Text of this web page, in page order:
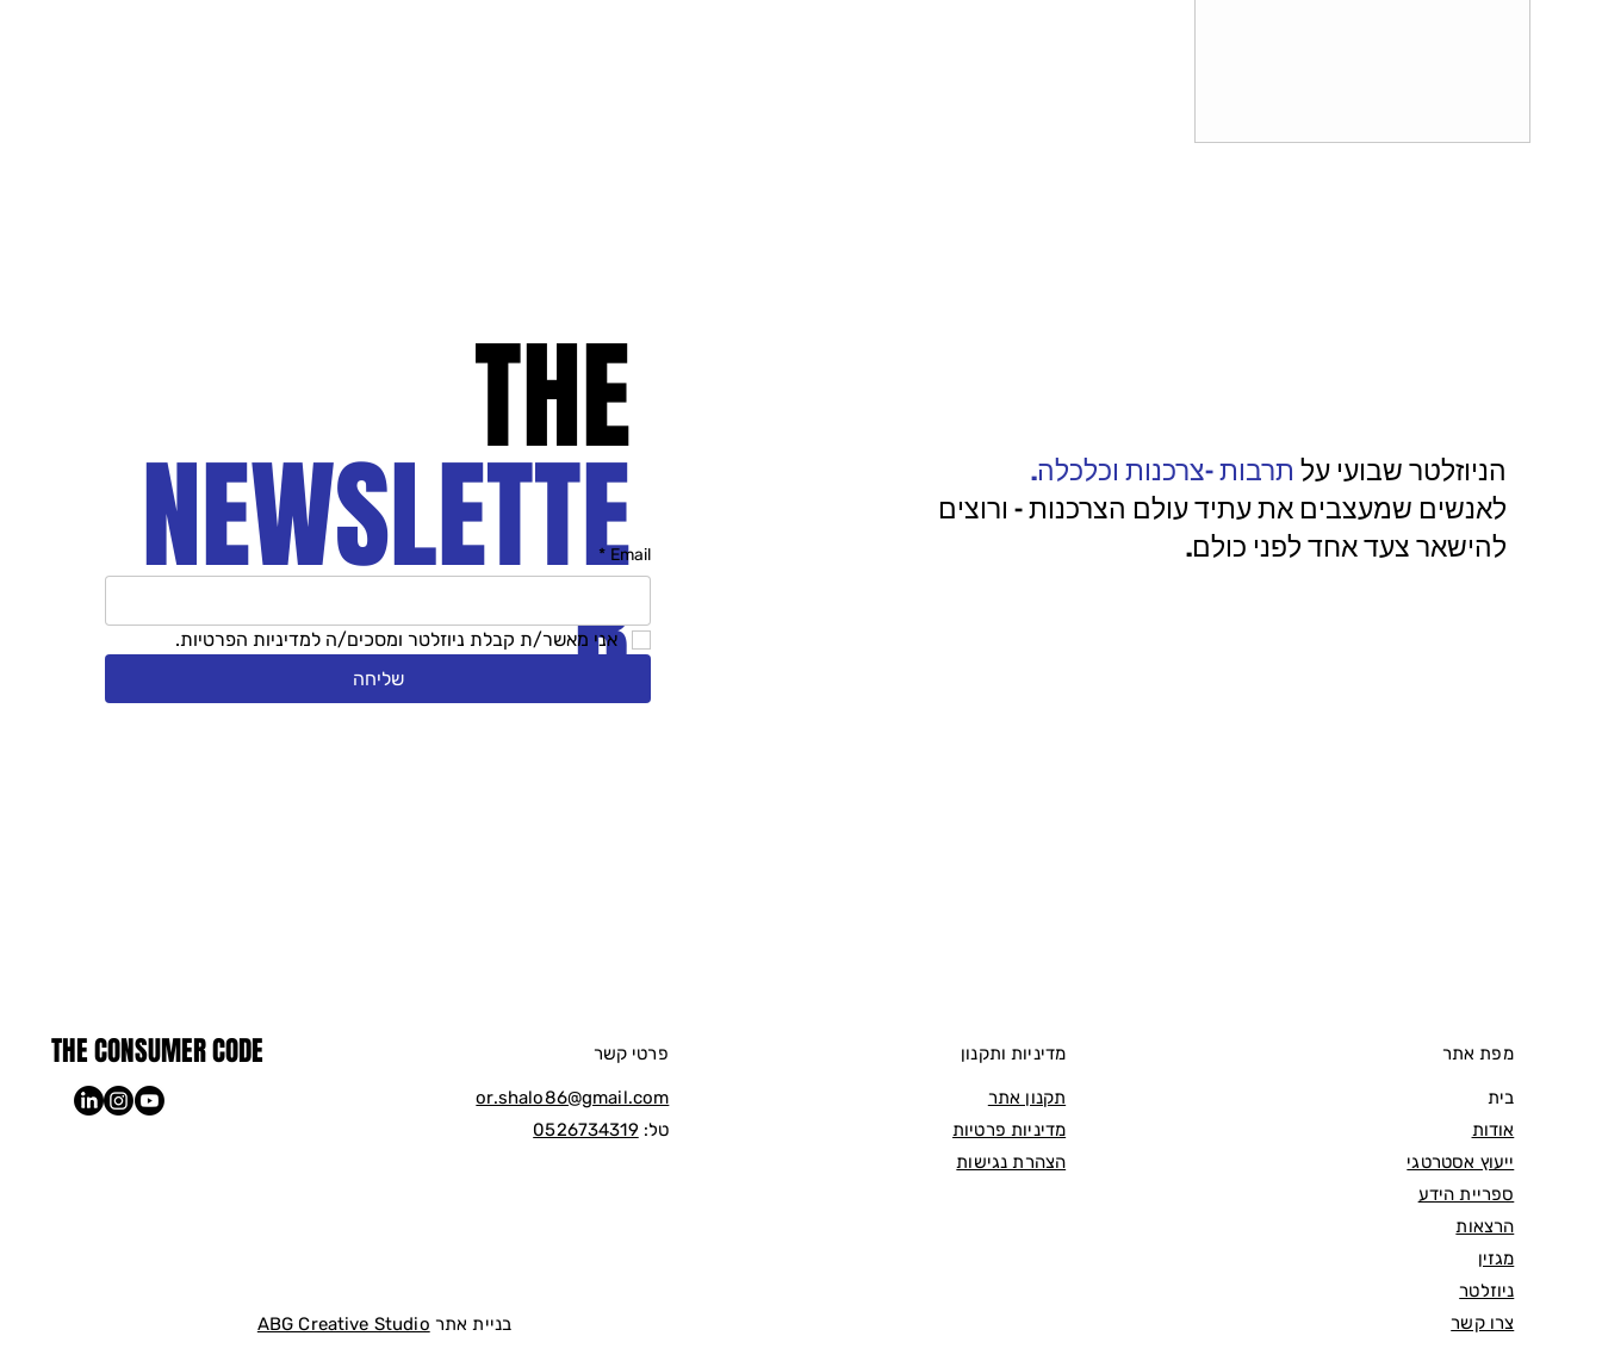
הניוזלטר שבועי על תרבות -צרכנות וכלכלה.
לאנשים שמעצבים את עתיד עולם הצרכנות - ורוצים
להישאר צעד אחד לפני כולם.
THE
NEWSLETTE
REmail
*
אני מאשר/ת קבלת ניוזלטר ומסכים/ה למדיניות הפרטיות.
שליחה
מפת אתר
בית
אודות
ייעוץ אסטרטגי
ספריית הידע
הרצאות
מגזין
ניוזלטר
צרו קשר
מדיניות ותקנון
תקנון אתר
מדיניות פרטיות
הצהרת נגישות
פרטי קשר
or.shalo86@gmail.com
טל:
0526734319
בניית אתר ABG Creative Studio
THE CONSUMER CODE